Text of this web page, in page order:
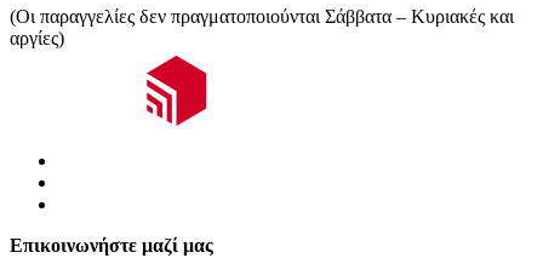
(Οι παραγγελίες δεν πραγματοποιούνται Σάββατα – Κυριακές και
αργίες)
Επικοινωνήστε μαζί μας